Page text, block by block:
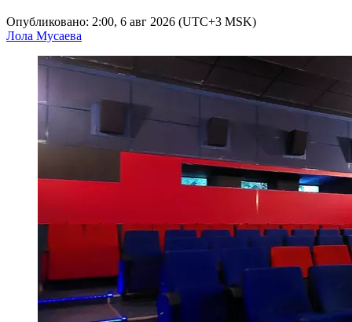
Опубликовано: 2:00, 6 авг 2026 (UTC+3 MSK)
Лола Мусаева